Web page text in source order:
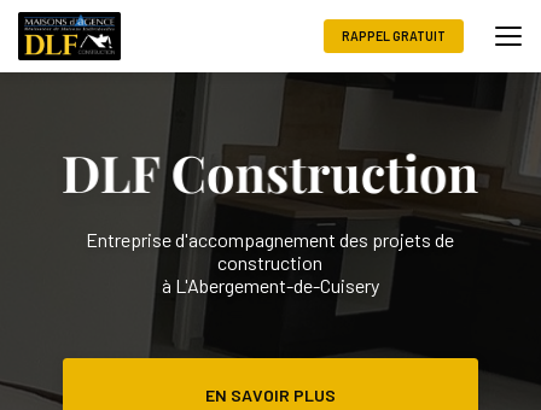
Aller
contenu
RAPPEL GRATUIT
Entreprise d'accompagnement des projets de
construction
à L'Abergement-de-Cuisery
EN SAVOIR PLUS